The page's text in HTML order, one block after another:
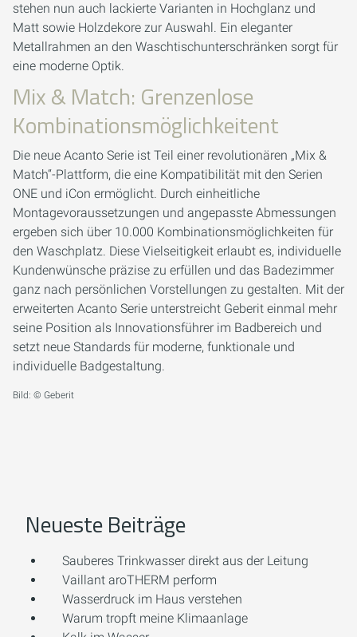
stehen nun auch lackierte Varianten in Hochglanz und
Matt sowie Holzdekore zur Auswahl. Ein eleganter
Metallrahmen an den Waschtischunterschränken sorgt für
eine moderne Optik.
Mix & Match: Grenzenlose
Kombinationsmöglichkeitent
Die neue Acanto Serie ist Teil einer revolutionären „Mix &
Match“-Plattform, die eine Kompatibilität mit den Serien
ONE und iCon ermöglicht. Durch einheitliche
Montagevoraussetzungen und angepasste Abmessungen
ergeben sich über 10.000 Kombinationsmöglichkeiten für
den Waschplatz. Diese Vielseitigkeit erlaubt es, individuelle
Kundenwünsche präzise zu erfüllen und das Badezimmer
ganz nach persönlichen Vorstellungen zu gestalten. Mit der
erweiterten Acanto Serie unterstreicht Geberit einmal mehr
seine Position als Innovationsführer im Badbereich und
setzt neue Standards für moderne, funktionale und
individuelle Badgestaltung.
Bild: © Geberit
Neueste Beiträge
Sauberes Trinkwasser direkt aus der Leitung
Vaillant aroTHERM perform
Wasserdruck im Haus verstehen
Warum tropft meine Klimaanlage